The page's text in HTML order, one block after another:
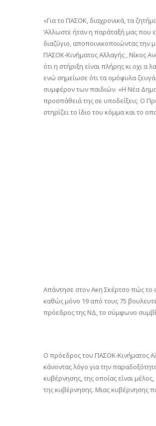
«Για το ΠΑΣΟΚ, διαχρονικά, τα
‘Αλλωστε ήταν η παράταξή μας που
διαζύγιο, αποποινικοποιώντας την
ΠΑΣΟΚ-Κινήματος Αλλαγής , Νίκος
ότι η στήριξη είναι πλήρης κι οχι
ενώ σημείωσε ότι τα ομόφυλα
συμφέρον των παιδιών. «Η Νέα
προσπάθειά της σε υποδείξεις. Ο
στηρίζει το ίδιο του κόμμα και το
Απάντησε στον Ακη Σκέρτσο πώς
καθώς μόνο 19 από τους 75
πρόεδρος της ΝΔ, το σύμφωνο
Ο πρόεδρος του ΠΑΣΟΚ-Κινήματος
κάνοντας λόγο για την
κυβέρνησης, της οποίας είναι
της κυβέρνησης. Μιας κυβέρνησης